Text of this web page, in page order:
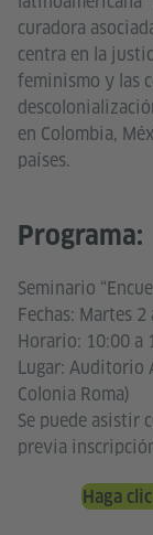
curadora
centra en la
feminismo y las
en Colombia,
países.
Programa:
Seminario
Fechas: Martes
Horario: 10:00 a
Lugar: Auditorio
Colonia Roma)
Se puede asistir
previa
Haga